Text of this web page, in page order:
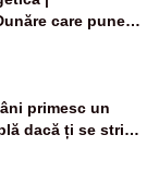
care pune
era
primesc un
dacă ți se strică